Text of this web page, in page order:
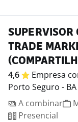
SUPERVISOR
TRADE
4,6 Empresa
Porto Seguro - BA
A combinar
Presencial